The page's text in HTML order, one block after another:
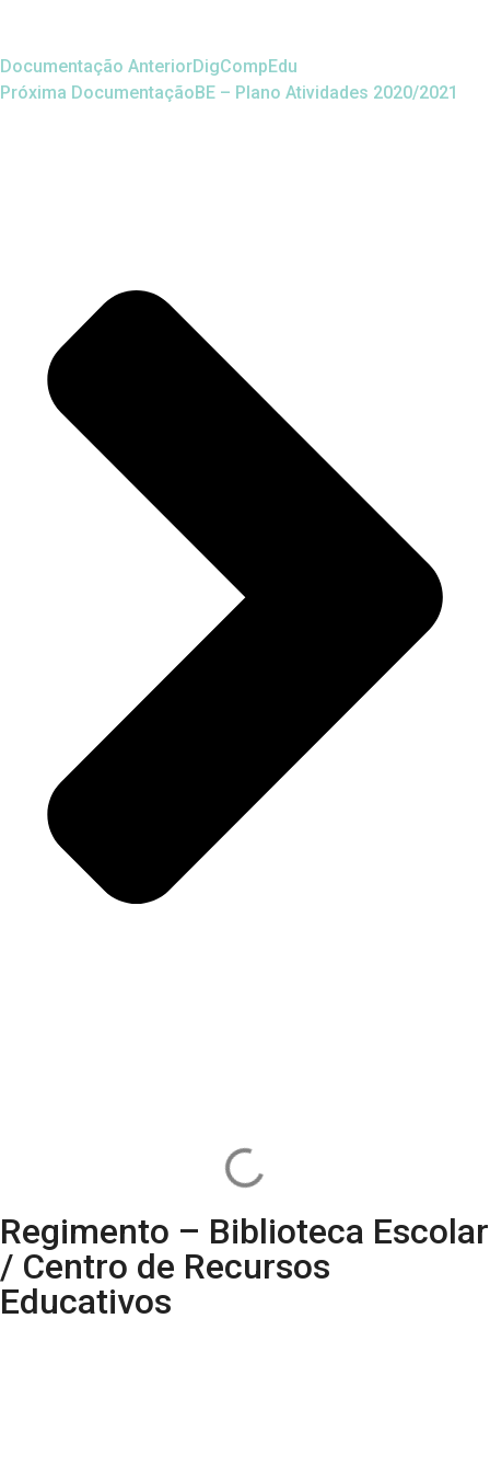
Documentação AnteriorDigCompEdu
Próxima Documentação BE – Plano Atividades 2020/2021
Regimento – Biblioteca Escolar
/ Centro de Recursos
Educativos